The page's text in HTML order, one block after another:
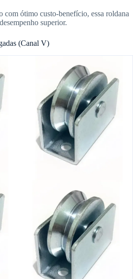
com ótimo custo-benefício, essa roldana
superior.
(Canal V)